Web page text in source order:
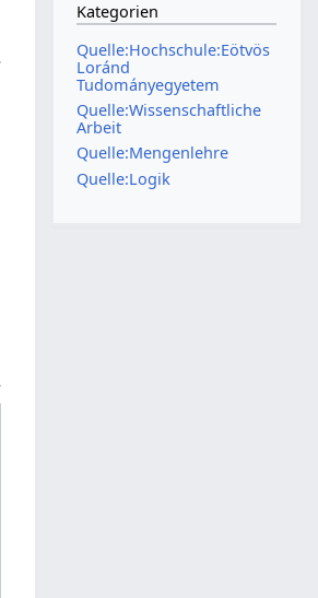
Kategorien
Quelle:Hochschule:Eötvös
Loránd
Tudományegyetem
Quelle:Wissenschaftliche
Arbeit
Quelle:Mengenlehre
Quelle:Logik